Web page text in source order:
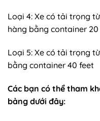
Loại 4: Xe có tải trọng
hàng bằng container
Loại 5: Xe có tải trọng
bằng container 40 feet
Các bạn có thể tham
bảng dưới đây: